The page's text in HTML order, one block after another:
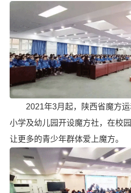
2021年3月起，陕西省魔方
小学及幼儿园开设魔方社，在校
让更多的青少年群体爱上魔方。